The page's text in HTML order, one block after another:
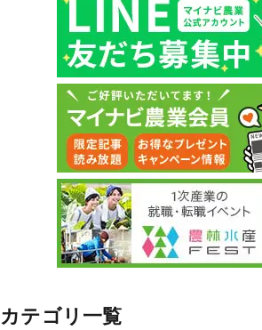
カテゴリ一覧